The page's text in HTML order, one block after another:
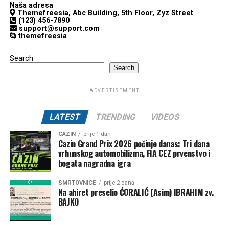
Naša adresa
Themefreesia, Abc Building, 5th Floor, Zyz Street
(123) 456-7890
support@support.com
themefreesia
Search
Search
ADVERTISEMENT
LATEST TRENDING VIDEOS
CAZIN prije 1 dan
Cazin Grand Prix 2026 počinje danas: Tri dana
vrhunskog automobilizma, FIA CEZ prvenstvo i
bogata nagradna igra
SMRTOVNICE prije 2 dana
Na ahiret preselio ĆORALIĆ (Asim) IBRAHIM zv.
BAJKO